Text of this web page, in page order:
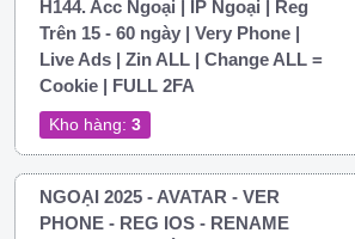
H144. Acc Ngoại | IP Ngoại | Reg
Trên 15 - 60 ngày | Very Phone |
Live Ads | Zin ALL | Change ALL =
Cookie | FULL 2FA
Kho hàng: 3
NGOẠI 2025 - AVATAR - VER
PHONE - REG IOS - RENAME